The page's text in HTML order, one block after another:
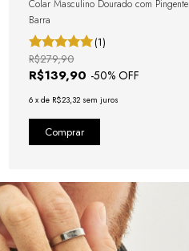
Colar Masculino Dourado com Pingente
Barra
(1)
R$139,90 -50% OFF
R$279,90
6 xde R$23,32 sem juros